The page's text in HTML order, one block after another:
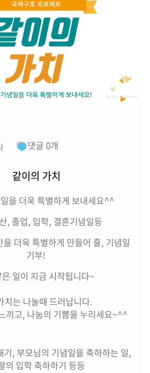
댓글 0개
같이의 가치
을 더욱 특별하게 보내세요^^
, 졸업, 입학, 결혼기념일등
더욱 특별하게 만들어 줄, 기념일
기부!
일이 지금 시작됩니다~
치는 나눌때 드러납니다.
끼고, 나눔의 기쁨을 누리세요~^^
기, 부모님의 기념일을 축하하는 일,
의 입학 축하하기 등등